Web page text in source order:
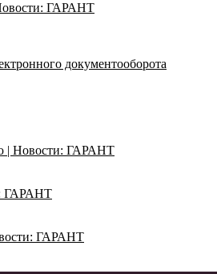
ГАРАНТ
документооборота
| Новости: ГАРАНТ
ГАРАНТ
ГАРАНТ